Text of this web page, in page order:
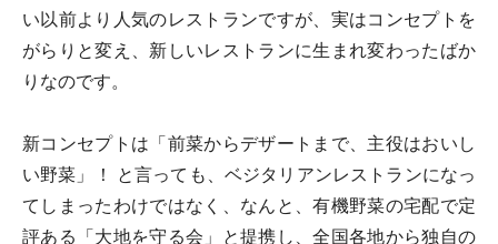
い以前より人気のレストランですが、実はコンセプトを
がらりと変え、新しいレストランに生まれ変わったばか
りなのです。
新コンセプトは「前菜からデザートまで、主役はおいし
い野菜」！ と言っても、ベジタリアンレストランになっ
てしまったわけではなく、なんと、有機野菜の宅配で定
評ある「大地を守る会」と提携し、全国各地から独自の